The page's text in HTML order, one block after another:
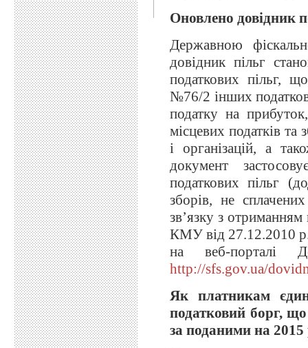
Оновлено довідник
Державною
довідник пільг
податкових пільг,
№76/2 інших
податку на
місцевих податків та
і організацій, а
документ
податкових пільг
зборів, не
зв’язку з
КМУ від 27.12.2010
на веб-порталі
http://sfs.gov.ua/
Як платникам
податковий борг,
за поданими на 2015